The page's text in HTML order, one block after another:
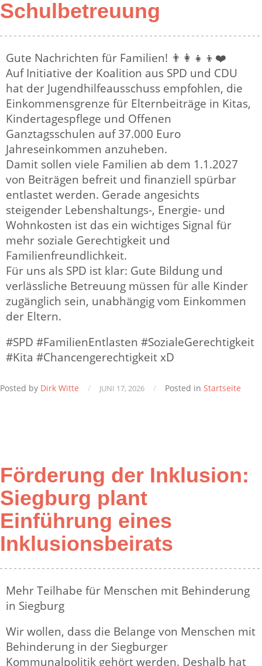
Schulbetreuung
Gute Nachrichten für Familien! 👨‍👩‍👧‍👦❤️
Auf Initiative der Koalition aus SPD und CDU
hat der Jugendhilfeausschuss empfohlen, die
Einkommensgrenze für Elternbeiträge in Kitas,
Kindertagespflege und Offenen
Ganztagsschulen auf 37.000 Euro
Jahreseinkommen anzuheben.
Damit sollen viele Familien ab dem 1.1.2027
von Beiträgen befreit und finanziell spürbar
entlastet werden. Gerade angesichts
steigender Lebenshaltungs-, Energie- und
Wohnkosten ist das ein wichtiges Signal für
mehr soziale Gerechtigkeit und
Familienfreundlichkeit.
Für uns als SPD ist klar: Gute Bildung und
verlässliche Betreuung müssen für alle Kinder
zugänglich sein, unabhängig vom Einkommen
der Eltern.
#SPD #FamilienEntlasten #SozialeGerechtigkeit
#Kita #Chancengerechtigkeit xD
Posted by Dirk Witte / JUNI 17, 2026 / Posted in Startseite
Förderung der Inklusion:
Siegburg plant
Einführung eines
Inklusionsbeirats
Mehr Teilhabe für Menschen mit Behinderung
in Siegburg
Wir wollen, dass die Belange von Menschen mit
Behinderung in der Siegburger
Kommunalpolitik gehört werden. Deshalb hat